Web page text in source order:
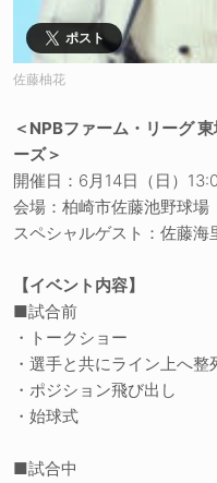
ポスト
佐藤柚花
＜NPBファーム・リーグ
ーズ＞
開催日：6月14日（日）
会場：柏崎市佐藤池野球場
スペシャルゲスト：佐藤海
【イベント内容】
■試合前
・トークショー
・選手と共にライン上へ整
・ポジション飛び出し
・始球式
■試合中